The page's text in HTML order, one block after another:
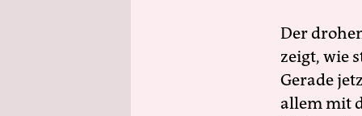
Der
zeigt, wie
Gerade
allem mit